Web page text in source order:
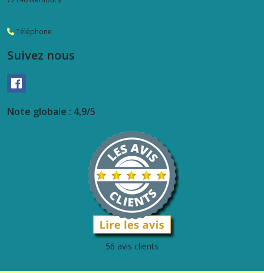
Téléphone
Suivez nous
Note globale : 4,9/5
56 avis clients